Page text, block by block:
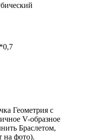
Геометрия с
V-образное
Браслетом,
на фoто).